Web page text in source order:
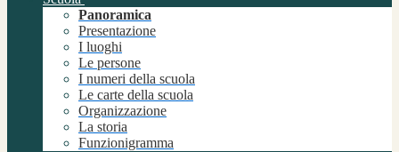
Panoramica
Presentazione
I luoghi
Le persone
I numeri della scuola
Le carte della scuola
Organizzazione
La storia
Funzionigramma